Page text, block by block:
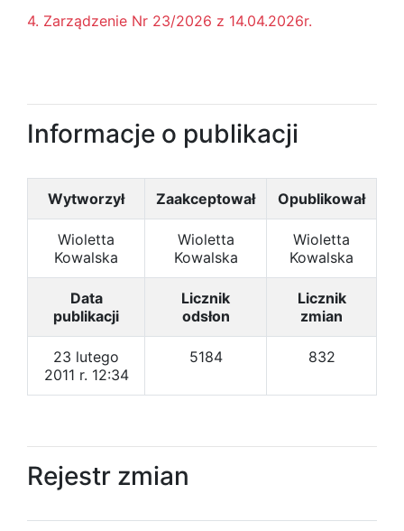
4. Zarządzenie Nr 23/2026 z 14.04.2026r.
Informacje o publikacji
Wytworzył Zaakceptował Opublikował
Wioletta
Kowalska
Wioletta
Kowalska
Wioletta
Kowalska
Data
publikacji
Licznik
odsłon
Licznik
zmian
23 lutego
2011 r. 12:34
5184 832
Rejestr zmian